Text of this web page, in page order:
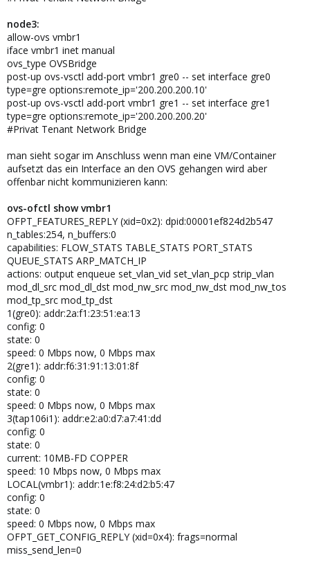
node3:
allow-ovs vmbr1
iface vmbr1 inet manual
ovs_type OVSBridge
post-up ovs-vsctl add-port vmbr1 gre0 -- set interface gre0
type=gre options:remote_ip='200.200.200.10'
post-up ovs-vsctl add-port vmbr1 gre1 -- set interface gre1
type=gre options:remote_ip='200.200.200.20'
#Privat Tenant Network Bridge
man sieht sogar im Anschluss wenn man eine VM/Container
aufsetzt das ein Interface an den OVS gehangen wird aber
offenbar nicht kommunizieren kann:
ovs-ofctl show vmbr1
OFPT_FEATURES_REPLY (xid=0x2): dpid:00001ef824d2b547
n_tables:254, n_buffers:0
capabilities: FLOW_STATS TABLE_STATS PORT_STATS
QUEUE_STATS ARP_MATCH_IP
actions: output enqueue set_vlan_vid set_vlan_pcp strip_vlan
mod_dl_src mod_dl_dst mod_nw_src mod_nw_dst mod_nw_tos
mod_tp_src mod_tp_dst
1(gre0): addr:2a:f1:23:51:ea:13
config: 0
state: 0
speed: 0 Mbps now, 0 Mbps max
2(gre1): addr:f6:31:91:13:01:8f
config: 0
state: 0
speed: 0 Mbps now, 0 Mbps max
3(tap106i1): addr:e2:a0:d7:a7:41:dd
config: 0
state: 0
current: 10MB-FD COPPER
speed: 10 Mbps now, 0 Mbps max
LOCAL(vmbr1): addr:1e:f8:24:d2:b5:47
config: 0
state: 0
speed: 0 Mbps now, 0 Mbps max
OFPT_GET_CONFIG_REPLY (xid=0x4): frags=normal
miss_send_len=0